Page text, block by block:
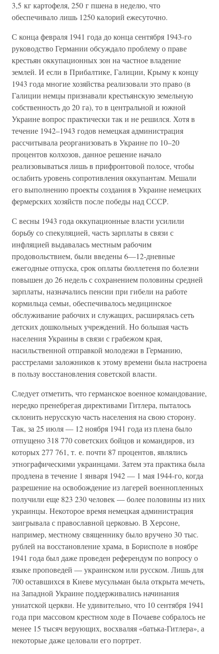
3,5 кг картофеля, 250 г пшена в неделю, что
обеспечивало лишь 1250 калорий ежесуточно.
С конца февраля 1941 года до конца сентября 1943-го
руководство Германии обсуждало проблему о праве
крестьян оккупационных зон на частное владение
землей. И если в Прибалтике, Галиции, Крыму к концу
1943 года многие хозяйства реализовали это право (в
Галиции немцы признавали крестьянскую земельную
собственность до 20 га), то в центральной и южной
Украине вопрос практически так и не решился. Хотя в
течение 1942–1943 годов немецкая администрация
рассчитывала реорганизовать в Украине по 10–20
процентов колхозов, данное решение начало
реализовываться лишь в прифронтовой полосе, чтобы
ослабить уровень сопротивления оккупантам. Мешали
его выполнению проекты создания в Украине немецких
фермерских хозяйств после победы над СССР.
С весны 1943 года оккупационные власти усилили
борьбу со спекуляцией, часть зарплаты в связи с
инфляцией выдавалась местным рабочим
продовольствием, были введены 6—12-дневные
ежегодные отпуска, срок оплаты бюллетеня по болезни
повышен до 26 недель с сохранением половины средней
зарплаты, назначались пенсии при гибели на работе
кормильца семьи, обеспечивалось медицинское
обслуживание рабочих и служащих, расширялась сеть
детских дошкольных учреждений. Но большая часть
населения Украины в связи с грабежом края,
насильственной отправкой молодежи в Германию,
расстрелами заложников к этому времени была настроена
в пользу восстановления советской власти.
Следует отметить, что германское военное командование,
нередко пренебрегая директивами Гитлера, пыталось
склонить нерусскую часть населения на свою сторону.
Так, за 25 июля — 12 ноября 1941 года из плена было
отпущено 318 770 советских бойцов и командиров, из
которых 277 761, т. е. почти 87 процентов, являлись
этнографическими украинцами. Затем эта практика была
продлена в течение 1 января 1942 — 1 мая 1944-го, когда
разрешение на освобождение из лагерей военнопленных
получили еще 823 230 человек — более половины из них
украинцы. Некоторое время немецкая администрация
заигрывала с православной церковью. В Херсоне,
например, местному священнику было вручено 30 тыс.
рублей на восстановление храма, в Борисполе в ноябре
1941 года был даже проведен референдум по вопросу о
языке проповедей — украинском или русском. Лишь для
700 оставшихся в Киеве мусульман была открыта мечеть,
на Западной Украине поддерживались начинания
униатской церкви. Не удивительно, что 10 сентября 1941
года при массовом крестном ходе в Почаеве собралось не
менее 15 тысяч верующих, восхваляя «батька-Гитлера», а
некоторые даже целовали его портрет.